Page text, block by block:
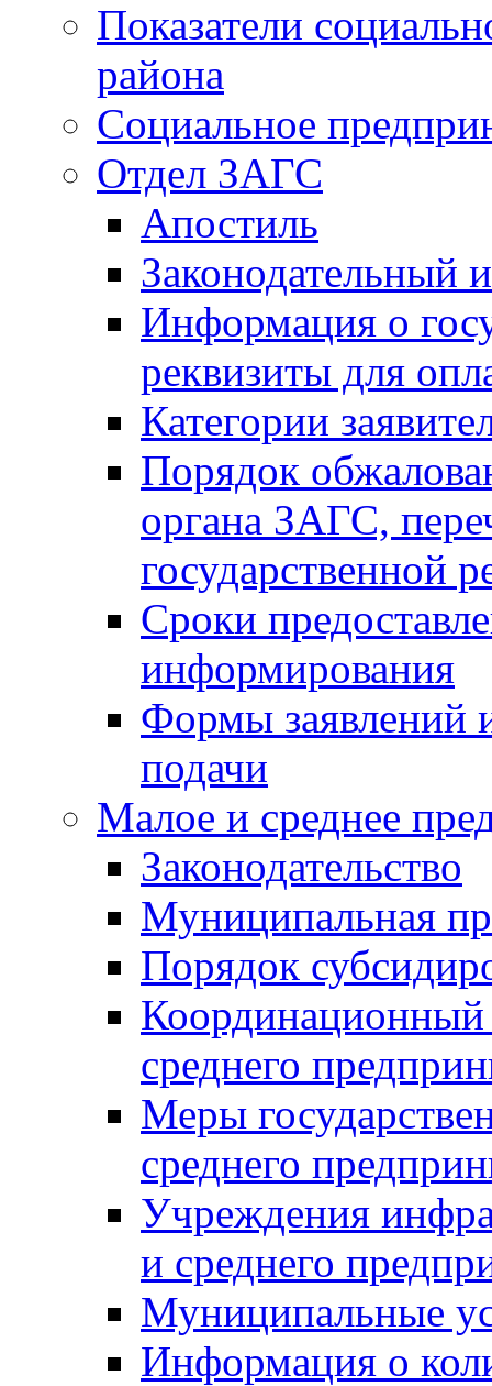
Показатели
района
Социальное
Отдел ЗАГС
Апостиль
Законодательный
Информация о
реквизиты для
Категории
Порядок
органа ЗАГС,
государственной
Сроки
информирования
Формы заявлений
подачи
Малое и среднее
Законодательство
Муниципальная
Порядок
Координационный
среднего
Меры
среднего
Учреждения
и среднего
Муниципальные
Информация о